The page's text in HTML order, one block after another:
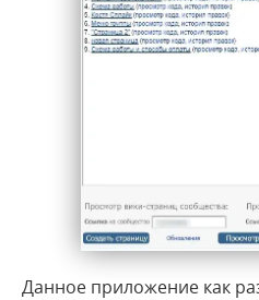
Данное приложение как